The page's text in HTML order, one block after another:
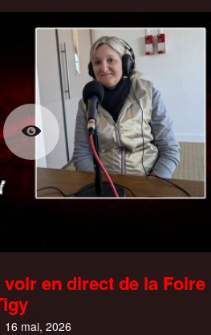
en direct de la Foire
16 mai, 2026